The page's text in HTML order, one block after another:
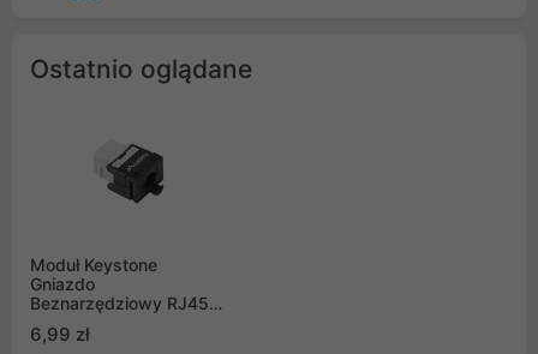
Ostatnio oglądane
Moduł Keystone
Gniazdo
Beznarzędziowy RJ45
Kat.6A Lanberg
6,99 zł